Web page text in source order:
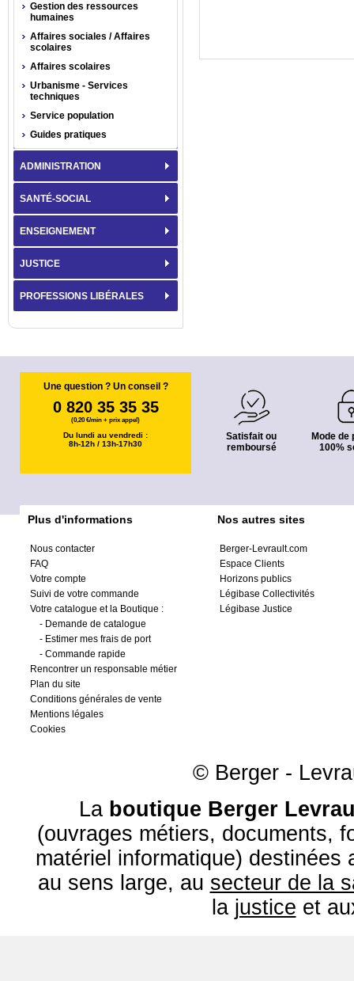
Gestion des ressources
humaines
Affaires sociales / Affaires
scolaires
Affaires scolaires
Urbanisme - Services
techniques
Service population
Guides pratiques
ADMINISTRATION
SANTÉ-SOCIAL
ENSEIGNEMENT
JUSTICE
PROFESSIONS LIBÉRALES
Une question ? Un conseil ?
0 820 35 35 35
(0,20 €/min + prix appel)
Du lundi au vendredi :
8h-12h / 13h-17h30
Satisfait ou
remboursé
Mode de
100%
Plus d'informations
Nous contacter
FAQ
Votre compte
Suivi de votre commande
Votre catalogue et la Boutique :
- Demande de catalogue
- Estimer mes frais de port
- Commande rapide
Rencontrer un responsable métier
Plan du site
Conditions générales de vente
Mentions légales
Cookies
Nos autres sites
Berger-Levrault.com
Espace Clients
Horizons publics
Légibase Collectivités
Légibase Justice
© Berger -
La boutique Berger
(ouvrages métiers, documents,
matériel informatique) destinées
au sens large, au secteur de la
la justice et